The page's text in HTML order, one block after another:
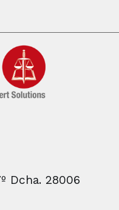
Dcha. 28006